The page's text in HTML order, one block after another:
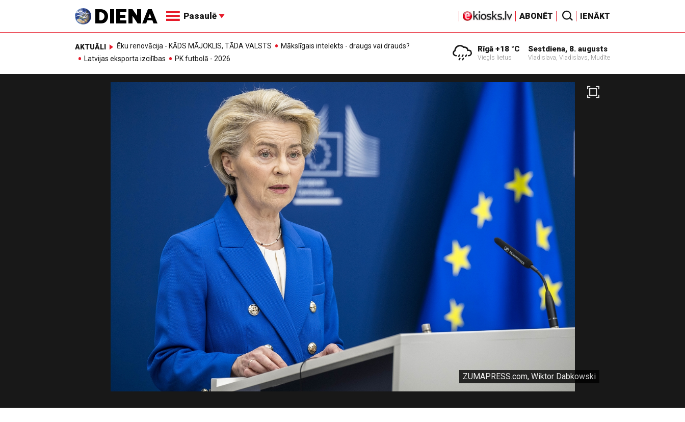
Pasaulē ABONĒT IENĀKT
AKTUĀLI Ēku renovācija - KĀDS MĀJOKLIS, TĀDA VALSTS
Mākslīgais intelekts - draugs vai drauds?
Latvijas eksporta izcilības
PK futbolā - 2026
Rīgā +18 °C
Viegls lietus
Sestdiena, 8. augusts
Vladislava, Vladislavs, Mudīte
ZUMAPRESS.com, Wiktor Dabkowski